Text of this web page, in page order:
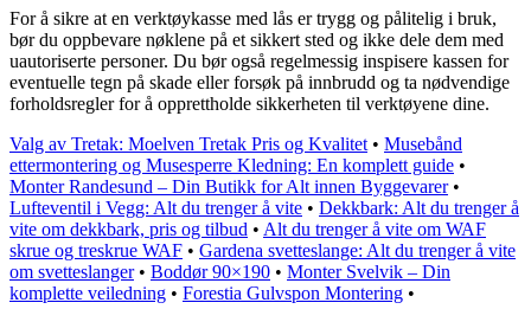
For å sikre at en verktøykasse med lås er trygg og pålitelig i bruk,
bør du oppbevare nøklene på et sikkert sted og ikke dele dem med
uautoriserte personer. Du bør også regelmessig inspisere kassen for
eventuelle tegn på skade eller forsøk på innbrudd og ta nødvendige
forholdsregler for å opprettholde sikkerheten til verktøyene dine.
Valg av Tretak: Moelven Tretak Pris og Kvalitet • Musebånd
ettermontering og Musesperre Kledning: En komplett guide •
Monter Randesund – Din Butikk for Alt innen Byggevarer•
Lufteventil i Vegg: Alt du trenger å vite • Dekkbark: Alt du trenger å
vite om dekkbark, pris og tilbud • Alt du trenger å vite om WAF
skrue og treskrue WAF • Gardena svetteslange: Alt du trenger å vite
om svetteslanger• Boddør 90×190 • Monter Svelvik – Din
komplette veiledning • Forestia Gulvspon Montering •